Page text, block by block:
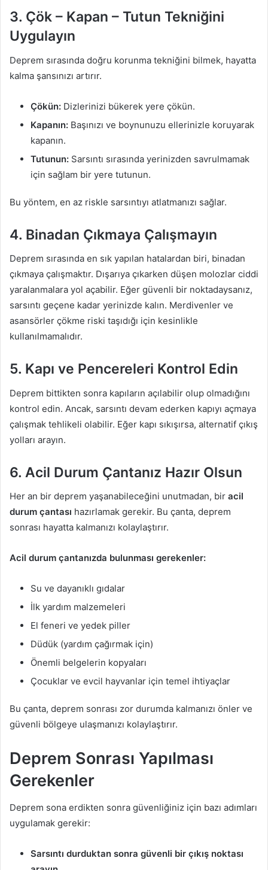
3. Çök – Kapan – Tutun Tekniğini
Uygulayın
Deprem sırasında doğru korunma tekniğini bilmek, hayatta
kalma şansınızı artırır.
Çökün: Dizlerinizi bükerek yere çökün.
Kapanın: Başınızı ve boynunuzu ellerinizle koruyarak
kapanın.
Tutunun: Sarsıntı sırasında yerinizden savrulmamak
için sağlam bir yere tutunun.
Bu yöntem, en az riskle sarsıntıyı atlatmanızı sağlar.
4. Binadan Çıkmaya Çalışmayın
Deprem sırasında en sık yapılan hatalardan biri, binadan
çıkmaya çalışmaktır. Dışarıya çıkarken düşen molozlar ciddi
yaralanmalara yol açabilir. Eğer güvenli bir noktadaysanız,
sarsıntı geçene kadar yerinizde kalın. Merdivenler ve
asansörler çökme riski taşıdığı için kesinlikle
kullanılmamalıdır.
5. Kapı ve Pencereleri Kontrol Edin
Deprem bittikten sonra kapıların açılabilir olup olmadığını
kontrol edin. Ancak, sarsıntı devam ederken kapıyı açmaya
çalışmak tehlikeli olabilir. Eğer kapı sıkışırsa, alternatif çıkış
yolları arayın.
6. Acil Durum Çantanız Hazır Olsun
Her an bir deprem yaşanabileceğini unutmadan, bir acil
durum çantası hazırlamak gerekir. Bu çanta, deprem
sonrası hayatta kalmanızı kolaylaştırır.
Acil durum çantanızda bulunması gerekenler:
Su ve dayanıklı gıdalar
İlk yardım malzemeleri
El feneri ve yedek piller
Düdük (yardım çağırmak için)
Önemli belgelerin kopyaları
Çocuklar ve evcil hayvanlar için temel ihtiyaçlar
Bu çanta, deprem sonrası zor durumda kalmanızı önler ve
güvenli bölgeye ulaşmanızı kolaylaştırır.
Deprem Sonrası Yapılması
Gerekenler
Deprem sona erdikten sonra güvenliğiniz için bazı adımları
uygulamak gerekir:
Sarsıntı durduktan sonra güvenli bir çıkış noktası